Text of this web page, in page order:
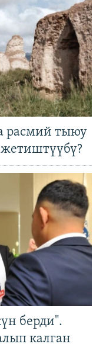
расмий тыюу
жетиштүүбү?
берди".
калган